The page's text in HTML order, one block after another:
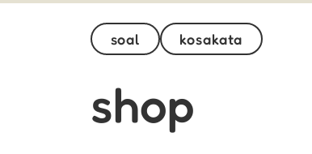
soal kosakata
shop